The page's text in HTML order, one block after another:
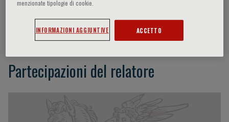
Yui-Ming Lam
Partecipazioni del relatore
menzionate tipologie di cookie.
INFORMAZIONI AGGIUNTIVE ACCETTO